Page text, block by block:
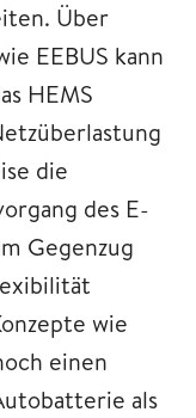
Über
EEBUS kann
HEMS
die
des E-
Gegenzug
wie
einen
als